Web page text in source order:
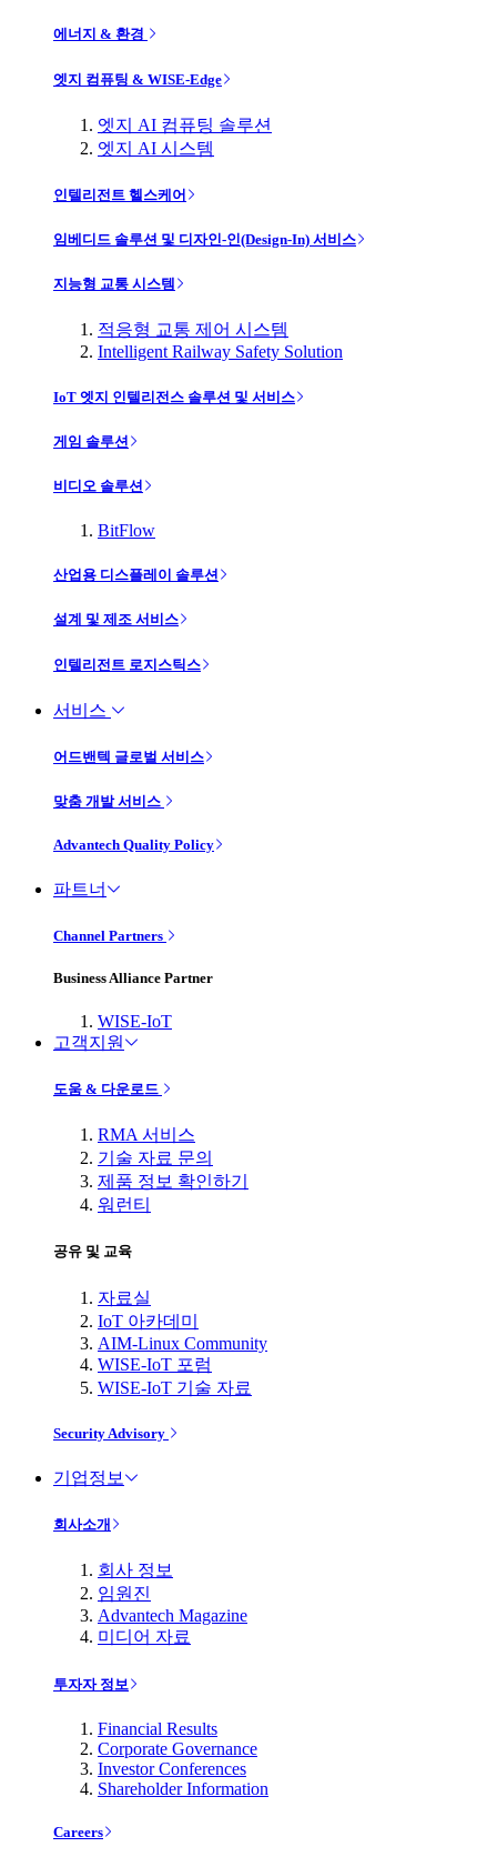
에너지 & 환경
엣지 컴퓨팅 & WISE-Edge
엣지 AI 컴퓨팅 솔루션
엣지 AI 시스템
인텔리전트 헬스케어
임베디드 솔루션 및 디자인-인(Design-In) 서비스
지능형 교통 시스템
적응형 교통 제어 시스템
Intelligent Railway Safety Solution
IoT 엣지 인텔리전스 솔루션 및 서비스
게임 솔루션
비디오 솔루션
BitFlow
산업용 디스플레이 솔루션
설계 및 제조 서비스
인텔리전트 로지스틱스
서비스
어드밴텍 글로벌 서비스
맞춤 개발 서비스
Advantech Quality Policy
파트너
Channel Partners
Business Alliance Partner
WISE-IoT
고객지원
도움 & 다운로드
RMA 서비스
기술 자료 문의
제품 정보 확인하기
워런티
공유 및 교육
자료실
IoT 아카데미
AIM-Linux Community
WISE-IoT 포럼
WISE-IoT 기술 자료
Security Advisory
기업정보
회사소개
회사 정보
임원진
Advantech Magazine
미디어 자료
투자자 정보
Financial Results
Corporate Governance
Investor Conferences
Shareholder Information
Careers